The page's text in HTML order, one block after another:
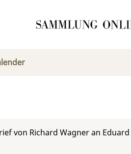
von Richard Wagner an Eduard